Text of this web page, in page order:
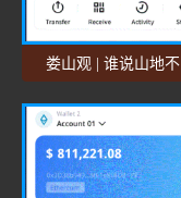
娄山观 | 谁说山地
派能刚？贵州农